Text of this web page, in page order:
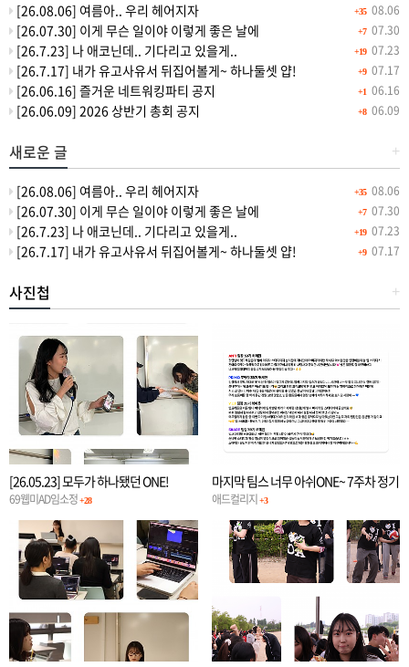
+35 08.06
[26.08.06] 여름아.. 우리 헤어지자
+7 07.30
[26.07.30] 이게 무슨 일이야 이렇게 좋은 날에
+19 07.23
[26.7.23] 나 애코닌데.. 기다리고 있을게..
+9 07.17
[26.7.17] 내가 유고사유서 뒤집어볼게~ 하나둘셋 얍!
+1 06.16
[26.06.16] 즐거운 네트워킹파티 공지
+8 06.09
[26.06.09] 2026 상반기 총회 공지
+
새로운 글
+35 08.06
[26.08.06] 여름아.. 우리 헤어지자
+7 07.30
[26.07.30] 이게 무슨 일이야 이렇게 좋은 날에
+19 07.23
[26.7.23] 나 애코닌데.. 기다리고 있을게..
+9 07.17
[26.7.17] 내가 유고사유서 뒤집어볼게~ 하나둘셋 얍!
+
사진첩
[26.05.23] 모두가 하나됐던 ONE!
69웹미AD임소정+28
마지막 팀스 너무 아쉬ONE~ 7주차 정기
일정
애드컬리지+3